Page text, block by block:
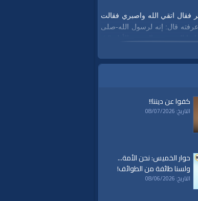
فقال اتقي الله واصبري فقالت
قال: إنه لرسول الله‑صلى
كفوا عن ديننا!!
التاريخ: 08/07/2026
حوار الخميس: نحن الأمة...
ولسنا طائفة من الطوائف!
التاريخ: 08/06/2026